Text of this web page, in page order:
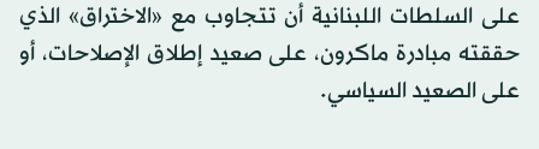
على السلطات اللبنانية أن تتجاوب مع «الاختراق» الذي
حققته مبادرة ماكرون، على صعيد إطلاق الإصلاحات، أو
على الصعيد السياسي.